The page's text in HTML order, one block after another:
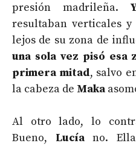
presión madrileña.
resultaban verticales y
lejos de su zona de
una sola vez pisó esa
primera mitad, salvo
la cabeza de Maka
Al otro lado, lo
Bueno, Lucíano.